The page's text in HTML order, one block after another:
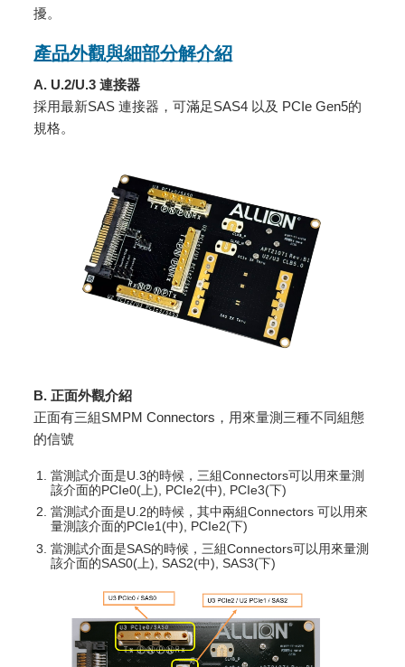
擾。
產品外觀與細部分解介紹
A. U.2/U.3 連接器
採用最新SAS 連接器，可滿足SAS4 以及 PCIe Gen5的
規格。
B. 正面外觀介紹
正面有三組SMPM Connectors，用來量測三種不同組態
的信號
當測試介面是U.3的時候，三組Connectors可以用來量測
該介面的PCIe0(上), PCIe2(中), PCIe3(下)
當測試介面是U.2的時候，其中兩組Connectors 可以用來
量測該介面的PCIe1(中), PCIe2(下)
當測試介面是SAS的時候，三組Connectors可以用來量測
該介面的SAS0(上), SAS2(中), SAS3(下)